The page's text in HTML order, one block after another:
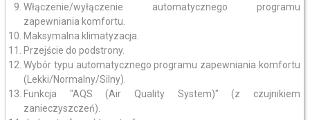
Włączenie/wyłączenie automatycznego programu
zapewniania komfortu.
Maksymalna klimatyzacja.
Przejście do podstrony.
Wybór typu automatycznego programu zapewniania komfortu
(Lekki/Normalny/Silny).
Funkcja "AQS (Air Quality System)" (z czujnikiem
zanieczyszczeń).